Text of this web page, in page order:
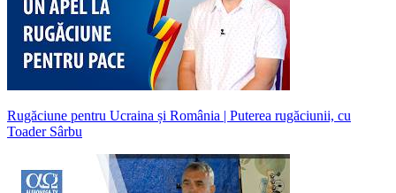
Rugăciune pentru Ucraina și România | Puterea rugăciunii, cu
Toader Sârbu